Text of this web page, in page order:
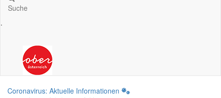
Suche
.
Coronavirus: Aktuelle Informationen